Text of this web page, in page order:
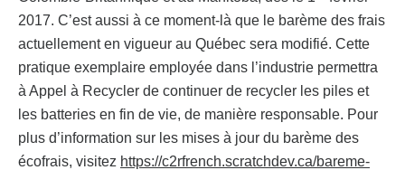
2017. C’est aussi à ce moment-là que le barème des frais
actuellement en vigueur au Québec sera modifié. Cette
pratique exemplaire employée dans l’industrie permettra
à Appel à Recycler de continuer de recycler les piles et
les batteries en fin de vie, de manière responsable. Pour
plus d’information sur les mises à jour du barème des
écofrais, visitez https://c2rfrench.scratchdev.ca/bareme-